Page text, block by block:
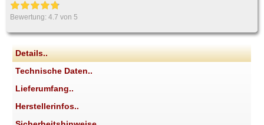
Bewertung:4.7 von 5
Details..
Technische Daten..
Lieferumfang..
Herstellerinfos..